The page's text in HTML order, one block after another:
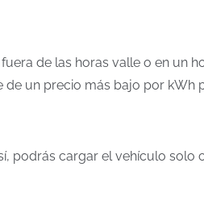
de las horas valle o en un
un precio más bajo por kWh
podrás cargar el vehículo